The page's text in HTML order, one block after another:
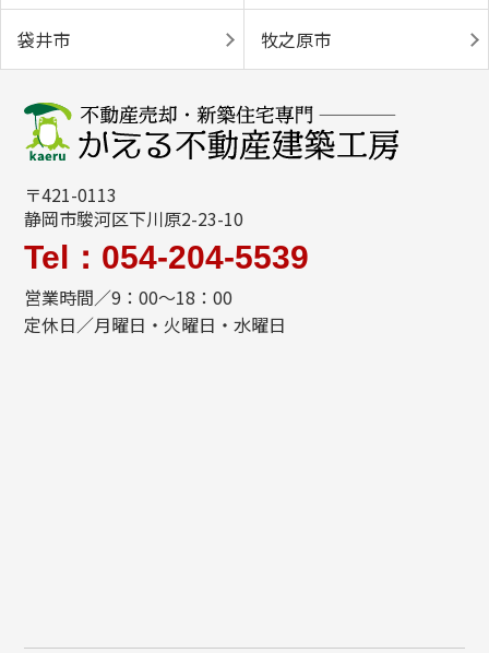
袋井市 牧之原市
〒421-0113
静岡市駿河区下川原2-23-10
Tel：054-204-5539
営業時間／9：00～18：00
定休日／月曜日・火曜日・水曜日